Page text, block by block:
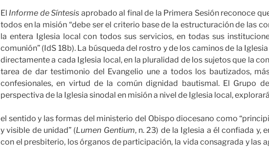
El Informe de Síntesis aprobado al final de la Primera Sesión reconoce
todos en la misión “debe ser el criterio base de la estructuración de las
la entera Iglesia local con todos sus servicios, en todas sus
comunión” (IdS 18b). La búsqueda del rostro y de los caminos de la
directamente a cada Iglesia local, en la pluralidad de los sujetos que la
tarea de dar testimonio del Evangelio une a todos los bautizados,
confesionales, en virtud de la común dignidad bautismal. El Grupo
perspectiva de la Iglesia sinodal en misión a nivel de Iglesia local,
el sentido y las formas del ministerio del Obispo diocesano como
y visible de unidad” (Lumen Gentium, n. 23) de la Iglesia a él confiada y,
con el presbiterio, los órganos de participación, la vida consagrada y las